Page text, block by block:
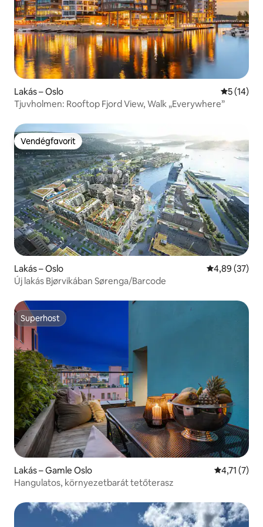
Lakás – Oslo Átlagos
5 (14)
Tjuvholmen: Rooftop Fjord View, Walk „Everywhere”
Vendégfavorit
Vendégfavorit
Lakás – Oslo Átlagos
4,89 (37)
Új lakás Bjørvikában Sørenga/Barcode
Superhost
Superhost
Lakás – Gamle Oslo Átlagos
4,71 (7)
Hangulatos, környezetbarát tetőterasz